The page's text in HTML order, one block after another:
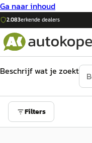
Ga naar inhoud
2.083erkende dealers
Beschrijf wat je zoekt
Filters